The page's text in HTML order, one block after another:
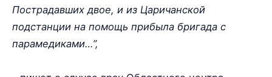
Пострадавших двое, и из Царичанской
подстанции на помощь прибыла бригада с
парамедиками…”,